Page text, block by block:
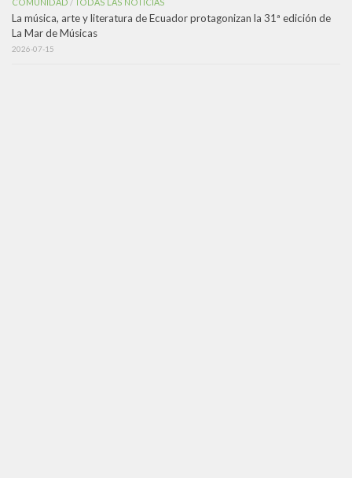
/
La música, arte y literatura de Ecuador protagonizan la 31ª edición de
La Mar de Músicas
2026-07-15